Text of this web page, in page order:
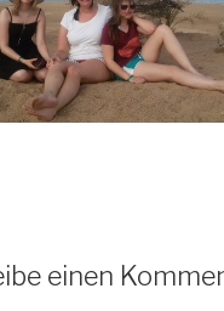
einen